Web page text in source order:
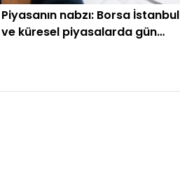
Piyasanın nabzı: Borsa İstanbul
ve küresel piyasalarda gün